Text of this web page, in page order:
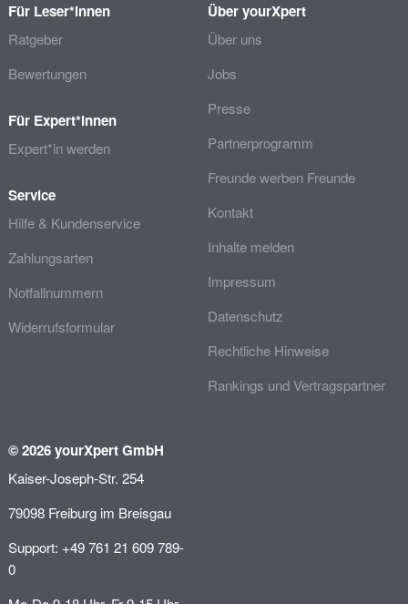
Für Leser*innen
Ratgeber
Bewertungen
Für Expert*innen
Expert*in werden
Service
Hilfe & Kundenservice
Zahlungsarten
Notfallnummern
Widerrufsformular
Über yourXpert
Über uns
Jobs
Presse
Partnerprogramm
Freunde werben Freunde
Kontakt
Inhalte melden
Impressum
Datenschutz
Rechtliche Hinweise
Rankings und Vertragspartner
© 2026 yourXpert GmbH
Kaiser-Joseph-Str. 254
79098 Freiburg im Breisgau
Support: +49 761 21 609 789-
0